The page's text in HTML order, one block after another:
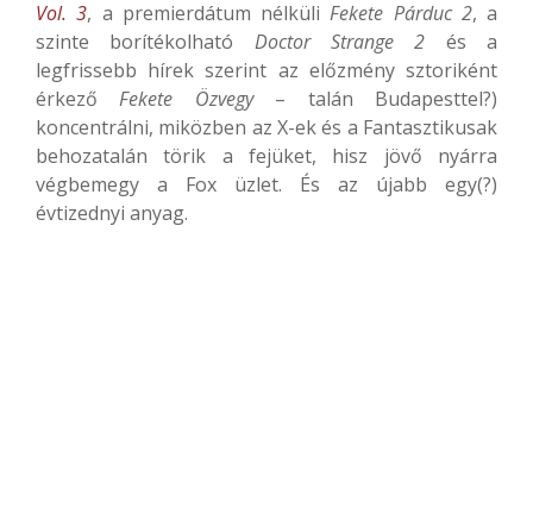
Vol. 3, a premierdátum nélküliFekete Párduc 2, a
szinte borítékolható Doctor Strange 2 és a
legfrissebb hírek szerint az előzmény sztoriként
érkezőFekete Özvegy– talán Budapesttel?)
koncentrálni, miközben az X-ek és a Fantasztikusak
behozatalán törik a fejüket, hisz jövő nyárra
végbemegy a Fox üzlet. És az újabb egy(?)
évtizednyi anyag.